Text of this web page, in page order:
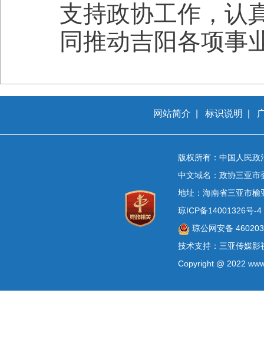
支持政协工作，认
同推动吉阳各项事
网站简介 标识说明
版权所有：中国人民
中文域名：政协三亚市
地址：海南省三亚市榆
琼ICP备14001326号-4
琼公网安备
技术支持：三亚传媒影
Copyright @ 2022